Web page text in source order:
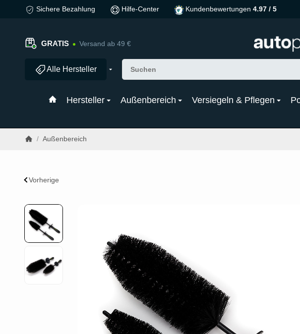
Sichere Bezahlung Hilfe-Center Kundenbewertungen 4.97 / 5
GRATIS Versand ab 49 €
Alle Hersteller
Hersteller Außenbereich Versiegeln & Pflegen
/ Außenbereich
Vorherige